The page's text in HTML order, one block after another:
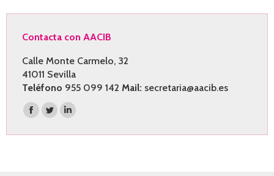
Contacta con AACIB
Calle Monte Carmelo, 32
41011 Sevilla
Teléfono 955 099 142 Mail: secretaria@aacib.es
Encuéntranos en:
Facebook
page
Twitter
page
Linkedin
page